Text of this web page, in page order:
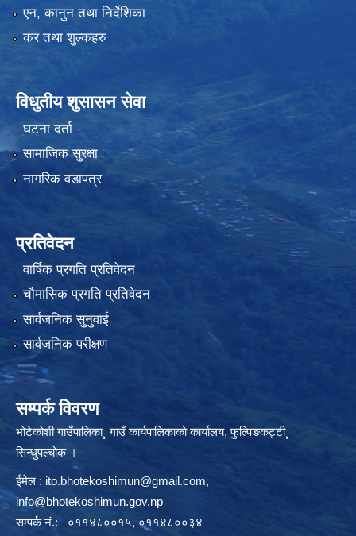
एन, कानुन तथा निर्देशिका
कर तथा शुल्कहरु
विधुतीय शुसासन सेवा
घटना दर्ता
सामाजिक सुरक्षा
नागरिक वडापत्र
प्रतिवेदन
वार्षिक प्रगति प्रतिवेदन
चौमासिक प्रगति प्रतिवेदन
सार्वजनिक सुनुवाई
सार्वजनिक परीक्षण
सम्पर्क विवरण
भोटेकोशी गाउँपालिका¸ गाउँ कार्यपालिकाकाे कार्यालय, फुल्पिङकट्टी¸
सिन्धुपल्चोक ।
ईमेल : ito.bhotekoshimun@gmail.com,
info@bhotekoshimun.gov.np
सम्पर्क नं.:– ०११४८००१५, ०११४८००३४